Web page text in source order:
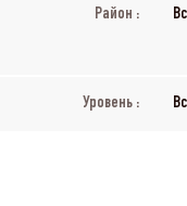
Район :
Уровень :